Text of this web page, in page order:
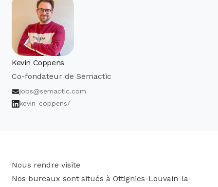
Kevin Coppens
Co-fondateur de Semactic
jobs@semactic.com
kevin-coppens/
Nous rendre visite
Nos bureaux sont situés à Ottignies-Louvain-la-